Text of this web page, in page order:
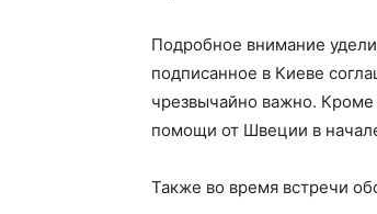
Подробное внимание
подписанное в Киеве
чрезвычайно важно. Кроме
помощи от Швеции в
Также во время встречи